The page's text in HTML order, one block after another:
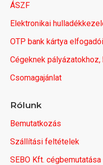
ÁSZF
Elektronikai
OTP bank kártya
Cégeknek
Csomagajánlat
Rólunk
Bemutatkozás
Szállítási feltételek
SEBO Kft. cégbemutatása